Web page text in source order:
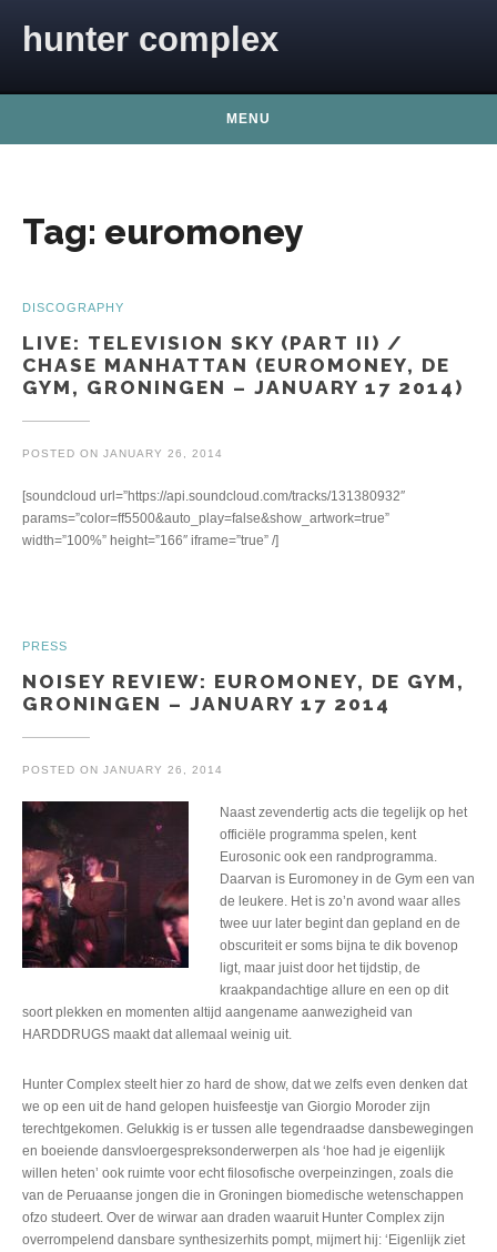
hunter complex
MENU
Tag: euromoney
DISCOGRAPHY
LIVE: TELEVISION SKY (PART II) /
CHASE MANHATTAN (EUROMONEY, DE
GYM, GRONINGEN – JANUARY 17 2014)
POSTED ON JANUARY 26, 2014
[soundcloud url=”https://api.soundcloud.com/tracks/131380932″
params=”color=ff5500&auto_play=false&show_artwork=true”
width=”100%” height=”166″ iframe=”true” /]
PRESS
NOISEY REVIEW: EUROMONEY, DE GYM,
GRONINGEN – JANUARY 17 2014
POSTED ON JANUARY 26, 2014
Naast zevendertig acts die tegelijk op het
officiële programma spelen, kent
Eurosonic ook een randprogramma.
Daarvan is Euromoney in de Gym een van
de leukere. Het is zo’n avond waar alles
twee uur later begint dan gepland en de
obscuriteit er soms bijna te dik bovenop
ligt, maar juist door het tijdstip, de
kraakpandachtige allure en een op dit
soort plekken en momenten altijd aangename aanwezigheid van
HARDDRUGS maakt dat allemaal weinig uit.
Hunter Complex steelt hier zo hard de show, dat we zelfs even denken dat
we op een uit de hand gelopen huisfeestje van Giorgio Moroder zijn
terechtgekomen. Gelukkig is er tussen alle tegendraadse dansbewegingen
en boeiende dansvloergespreksonderwerpen als ‘hoe had je eigenlijk
willen heten’ ook ruimte voor echt filosofische overpeinzingen, zoals die
van de Peruaanse jongen die in Groningen biomedische wetenschappen
ofzo studeert. Over de wirwar aan draden waaruit Hunter Complex zijn
overrompelend dansbare synthesizerhits pompt, mijmert hij: ‘Eigenlijk ziet